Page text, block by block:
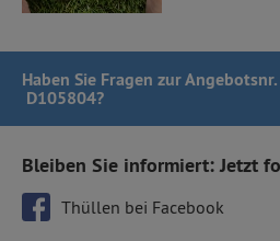
Haben Sie Fragen zur Angebotsnr.
D105804?
Bleiben Sie informiert: Jetzt
Thüllen bei Facebook